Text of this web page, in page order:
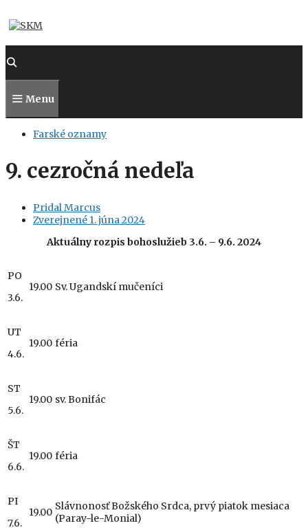
na
Menu
Farské oznamy
9. cezročná nedeľa
PridalMarcus
Zverejnené 1. júna 2024
Aktuálny rozpis bohoslužieb 3.6. – 9.6. 2024
PO
3.6.
19.00 Sv. Ugandskí mučeníci
UT
4.6.
19.00 féria
ST
5.6.
19.00 sv. Bonifác
ŠT
6.6.
19.00 féria
PI
7.6.
19.00 Slávnonosť Božského Srdca, prvý piatok mesiaca
(Paray-le-Monial)